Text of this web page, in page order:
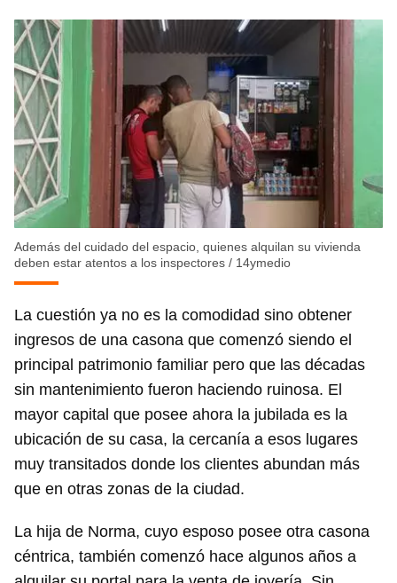
Además del cuidado del espacio, quienes alquilan su vivienda
deben estar atentos a los inspectores / 14ymedio
La cuestión ya no es la comodidad sino obtener
ingresos de una casona que comenzó siendo el
principal patrimonio familiar pero que las décadas
sin mantenimiento fueron haciendo ruinosa. El
mayor capital que posee ahora la jubilada es la
ubicación de su casa, la cercanía a esos lugares
muy transitados donde los clientes abundan más
que en otras zonas de la ciudad.
La hija de Norma, cuyo esposo posee otra casona
céntrica, también comenzó hace algunos años a